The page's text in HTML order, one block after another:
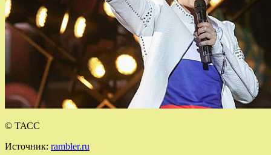
© ТАСС
Источник: rambler.ru